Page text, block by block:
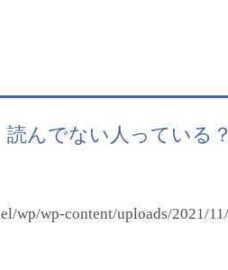
読んでない人っている？